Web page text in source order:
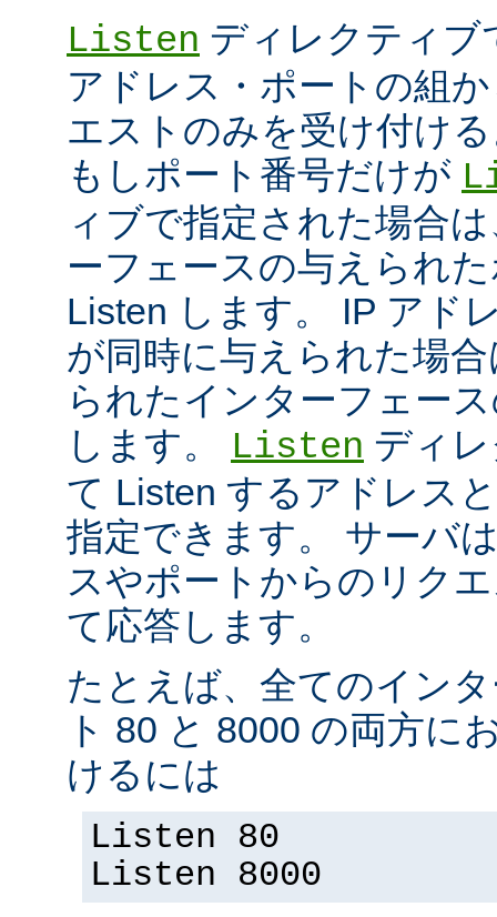
Listen ディレクティブ
アドレス・ポートの組
エストのみを受け付け
もしポート番号だけが
ィブで指定された場合
ーフェースの与えられ
Listen します。 IP アド
が同時に与えられた場
られたインターフェー
します。
Listen ディ
て Listen するアドレス
指定できます。 サーバ
スやポートからのリク
て応答します。
たとえば、全てのイン
ト 80 と 8000 の両方に
けるには
Listen 80
Listen 8000